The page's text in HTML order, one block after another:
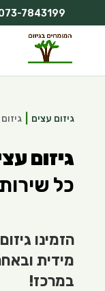
7843199
גיזום עצים
גיזום
כל
הזמינו
מידית
במרכז!